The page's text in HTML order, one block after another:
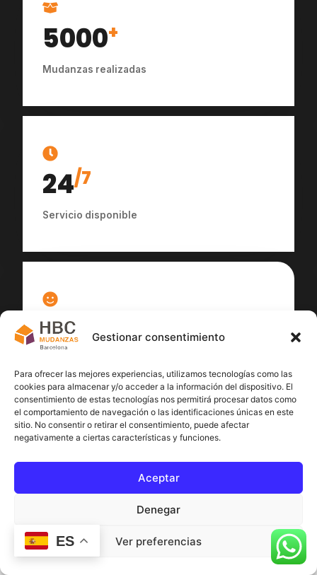
Gestionar consentimiento
Para ofrecer las mejores experiencias, utilizamos tecnologías como las
cookies para almacenar y/o acceder a la información del dispositivo. El
consentimiento de estas tecnologías nos permitirá procesar datos como
el comportamiento de navegación o las identificaciones únicas en este
sitio. No consentir o retirar el consentimiento, puede afectar
negativamente a ciertas características y funciones.
Aceptar
Denegar
Ver preferencias
5000+
Mudanzas realizadas
24/7
Servicio disponible
100
ES